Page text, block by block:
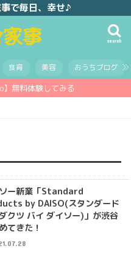
で毎日、幸せ♪
search
食育 美容 おうちブログ
】無料体験してみる
ー新業「Standard
by DAISO(スタンダード
クツ バイ ダイソー)」が渋谷
てきた！